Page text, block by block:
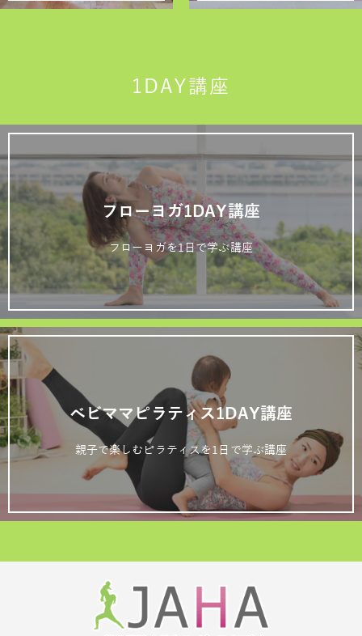
1DAY講座
フローヨガ1DAY講座
フローヨガを1日で学ぶ講座
ベビママピラティス1DAY講座
親子で楽しむピラティスを1日で学ぶ講座